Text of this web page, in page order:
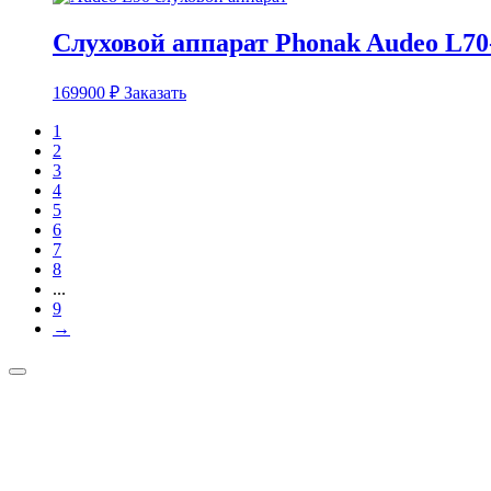
Слуховой аппарат Phonak Audeo
169900 ₽ Заказать
1
2
3
4
5
6
7
8
...
9
→